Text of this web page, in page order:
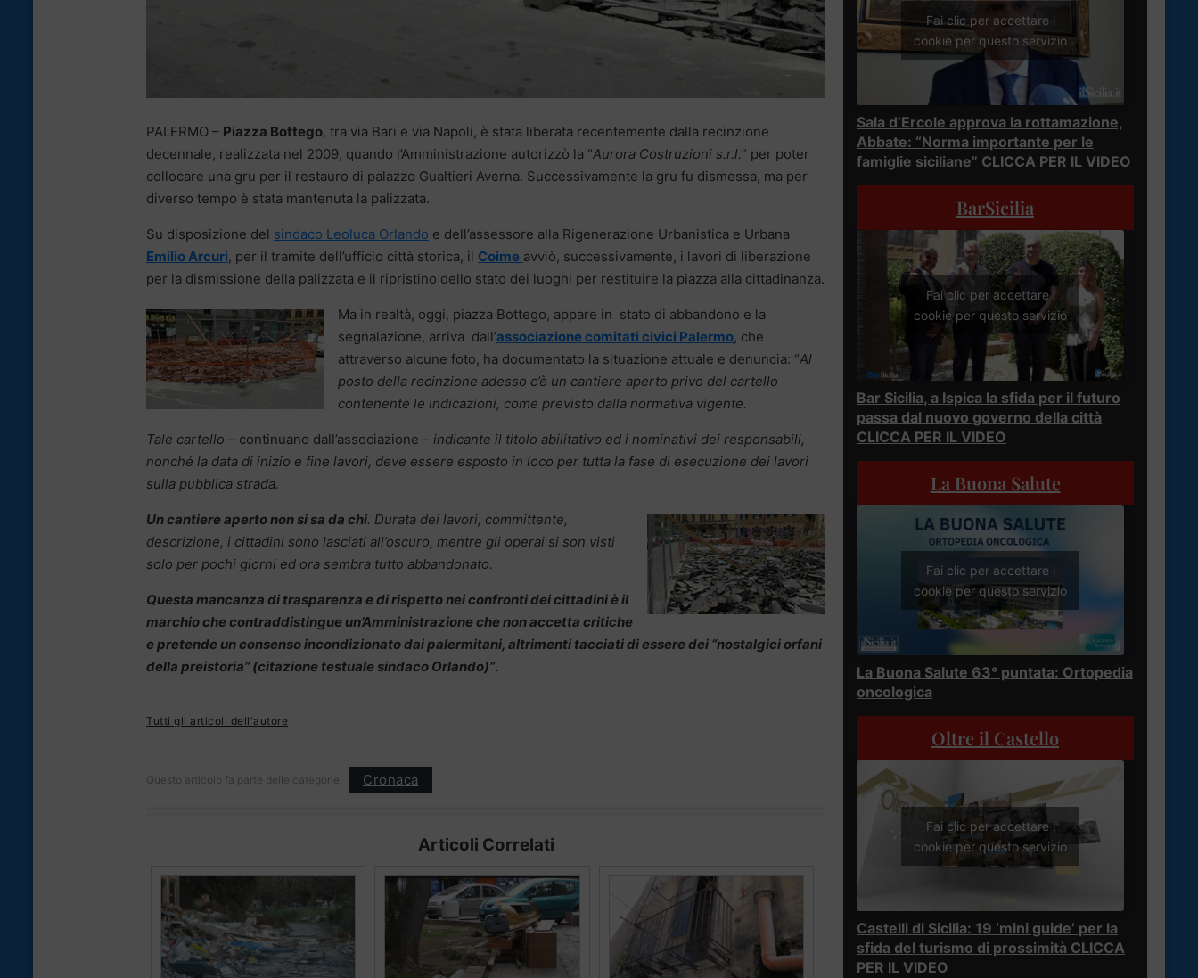
PALERMO – Piazza Bottego, tra via Bari e via Napoli, è stata liberata recentemente dalla recinzione
decennale, realizzata nel 2009, quando l’Amministrazione autorizzò la “Aurora Costruzioni s.r.l.” per poter
collocare una gru per il restauro di palazzo Gualtieri Averna. Successivamente la gru fu dismessa, ma per
diverso tempo è stata mantenuta la palizzata.
Su disposizione del sindaco Leoluca Orlando e dell’assessore alla Rigenerazione Urbanistica e Urbana
Emilio Arcuri, per il tramite dell’ufficio città storica, il Coime avviò, successivamente, i lavori di liberazione
per la dismissione della palizzata e il ripristino dello stato dei luoghi per restituire la piazza alla cittadinanza.
Ma in realtà, oggi, piazza Bottego, appare in stato di abbandono e la
segnalazione, arriva dall’associazione comitati civici Palermo, che
attraverso alcune foto, ha documentato la situazione attuale e denuncia: “Al
posto della recinzione adesso c’è un cantiere aperto privo del cartello
contenente le indicazioni, come previsto dalla normativa vigente.
Tale cartello – continuano dall’associazione – indicante il titolo abilitativo ed i nominativi dei responsabili,
nonché la data di inizio e fine lavori, deve essere esposto in loco per tutta la fase di esecuzione dei lavori
sulla pubblica strada.
Un cantiere aperto non si sa da chi. Durata dei lavori, committente,
descrizione, i cittadini sono lasciati all’oscuro, mentre gli operai si son visti
solo per pochi giorni ed ora sembra tutto abbandonato.
Questa mancanza di trasparenza e di rispetto nei confronti dei cittadini è il
marchio che contraddistingue un’Amministrazione che non accetta critiche
e pretende un consenso incondizionato dai palermitani, altrimenti tacciati di essere dei “nostalgici orfani
della preistoria” (citazione testuale sindaco Orlando)”.
Tutti gli articoli dell'autore
Questo articolo fa parte delle categorie: Cronaca
Articoli Correlati
Fai clic per accettare i
cookie per questo servizio
Sala d’Ercole approva la rottamazione,
Abbate: “Norma importante per le
famiglie siciliane” CLICCA PER IL VIDEO
BarSicilia
Fai clic per accettare i
cookie per questo servizio
Bar Sicilia, a Ispica la sfida per il futuro
passa dal nuovo governo della città
CLICCA PER IL VIDEO
La Buona Salute
Fai clic per accettare i
cookie per questo servizio
La Buona Salute 63° puntata: Ortopedia
oncologica
Oltre il Castello
Fai clic per accettare i
cookie per questo servizio
Castelli di Sicilia: 19 ‘mini guide’ per la
sfida del turismo di prossimità CLICCA
PER IL VIDEO